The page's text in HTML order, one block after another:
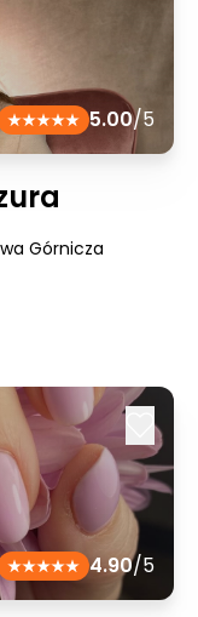
5.00/5
Górnicza
4.90/5